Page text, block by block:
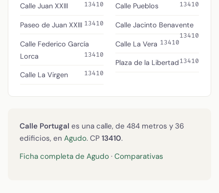
Calle Juan XXIII 13410
Paseo de Juan XXIII 13410
Calle Federico García
Lorca
13410
Calle La Virgen 13410
Calle Pueblos 13410
Calle Jacinto Benavente
13410
Calle La Vera 13410
Plaza de la Libertad13410
Calle Portugal es una calle, de 484 metros y 36
edificios, en Agudo. CP 13410.
Ficha completa de Agudo · Comparativas